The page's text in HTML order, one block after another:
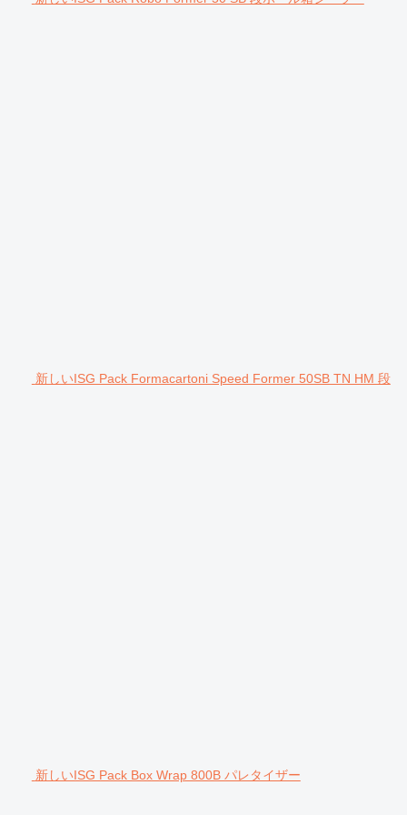
新しいISG Pack Formacartoni Speed Former 50SB TN HM 段
新しいISG Pack Box Wrap 800B パレタイザー